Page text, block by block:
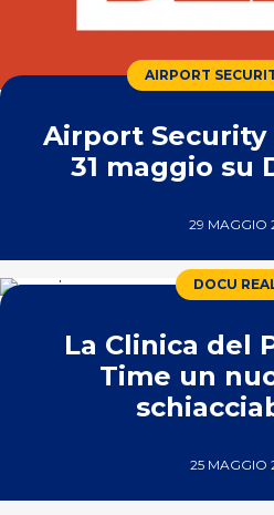
AIRPORT
Airport Security
31 maggio su
29 MAGGIO
DOCU
La Clinica del
Time un
25 MAGGIO